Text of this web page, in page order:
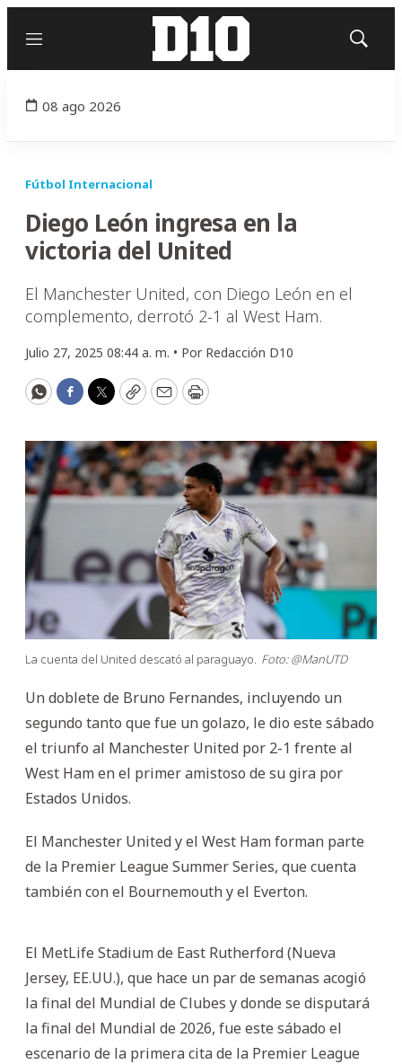
Menú
Mostrar
08 ago 2026
Fútbol Internacional
Diego León ingresa en la
victoria del United
El Manchester United, con Diego León en el
complemento, derrotó 2-1 al West Ham.
Julio 27, 2025 08:44 a. m. • Por Redacción D10
WhatsApp
Facebook
Twitter
CopyEmailPrint
La cuenta del United descató al paraguayo. Foto: @ManUTD
Un doblete de Bruno Fernandes, incluyendo un
segundo tanto que fue un golazo, le dio este sábado
el triunfo al Manchester United por 2-1 frente al
West Ham en el primer amistoso de su gira por
Estados Unidos.
El Manchester United y el West Ham forman parte
de la Premier League Summer Series, que cuenta
también con el Bournemouth y el Everton.
El MetLife Stadium de East Rutherford (Nueva
Jersey, EE.UU.), que hace un par de semanas acogió
la final del Mundial de Clubes y donde se disputará
la final del Mundial de 2026, fue este sábado el
escenario de la primera cita de la Premier League